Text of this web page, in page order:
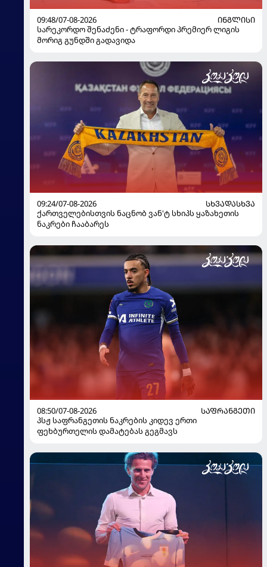
09:48/07-08-2026
ᲘᲜᲒᲚᲘᲡᲘ
სარეკორდო შენაძენი - ტრაფორდი პრემიერ ლიგის
მორიგ გუნდში გადავიდა
09:24/07-08-2026
ᲡᲮᲕᲐᲓᲐᲡᲮᲕᲐ
ქართველებისთვის ნაცნობ ვან'ტ სხიპს ყაზახეთის
ნაკრები ჩააბარეს
08:50/07-08-2026
ᲡᲐᲤᲠᲐᲜᲒᲔᲗᲘ
პსჟ საფრანგეთის ნაკრების კიდევ ერთი
ფეხბურთელის დამატებას გეგმავს